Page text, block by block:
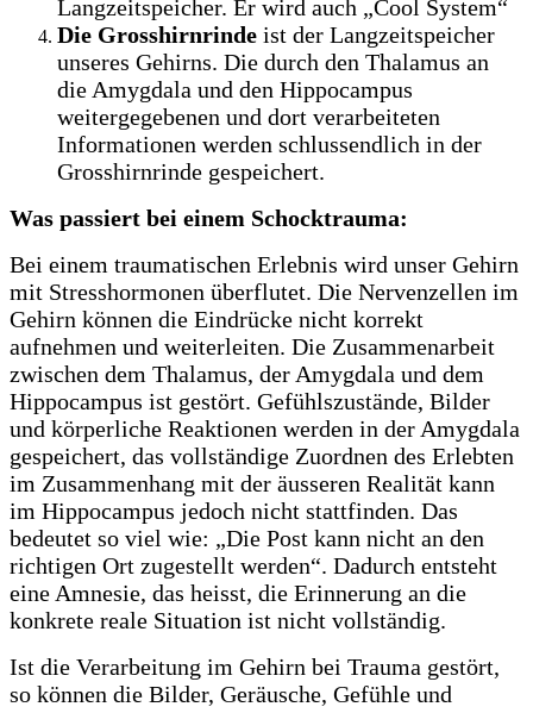
Langzeitspeicher. Er wird auch „Cool System“
Die Grosshirnrinde ist der Langzeitspeicher
unseres Gehirns. Die durch den Thalamus an
die Amygdala und den Hippocampus
weitergegebenen und dort verarbeiteten
Informationen werden schlussendlich in der
Grosshirnrinde gespeichert.
Was passiert bei einem Schocktrauma:
Bei einem traumatischen Erlebnis wird unser Gehirn
mit Stresshormonen überflutet. Die Nervenzellen im
Gehirn können die Eindrücke nicht korrekt
aufnehmen und weiterleiten. Die Zusammenarbeit
zwischen dem Thalamus, der Amygdala und dem
Hippocampus ist gestört. Gefühlszustände, Bilder
und körperliche Reaktionen werden in der Amygdala
gespeichert, das vollständige Zuordnen des Erlebten
im Zusammenhang mit der äusseren Realität kann
im Hippocampus jedoch nicht stattfinden. Das
bedeutet so viel wie: „Die Post kann nicht an den
richtigen Ort zugestellt werden“. Dadurch entsteht
eine Amnesie, das heisst, die Erinnerung an die
konkrete reale Situation ist nicht vollständig.
Ist die Verarbeitung im Gehirn bei Trauma gestört,
so können die Bilder, Geräusche, Gefühle und